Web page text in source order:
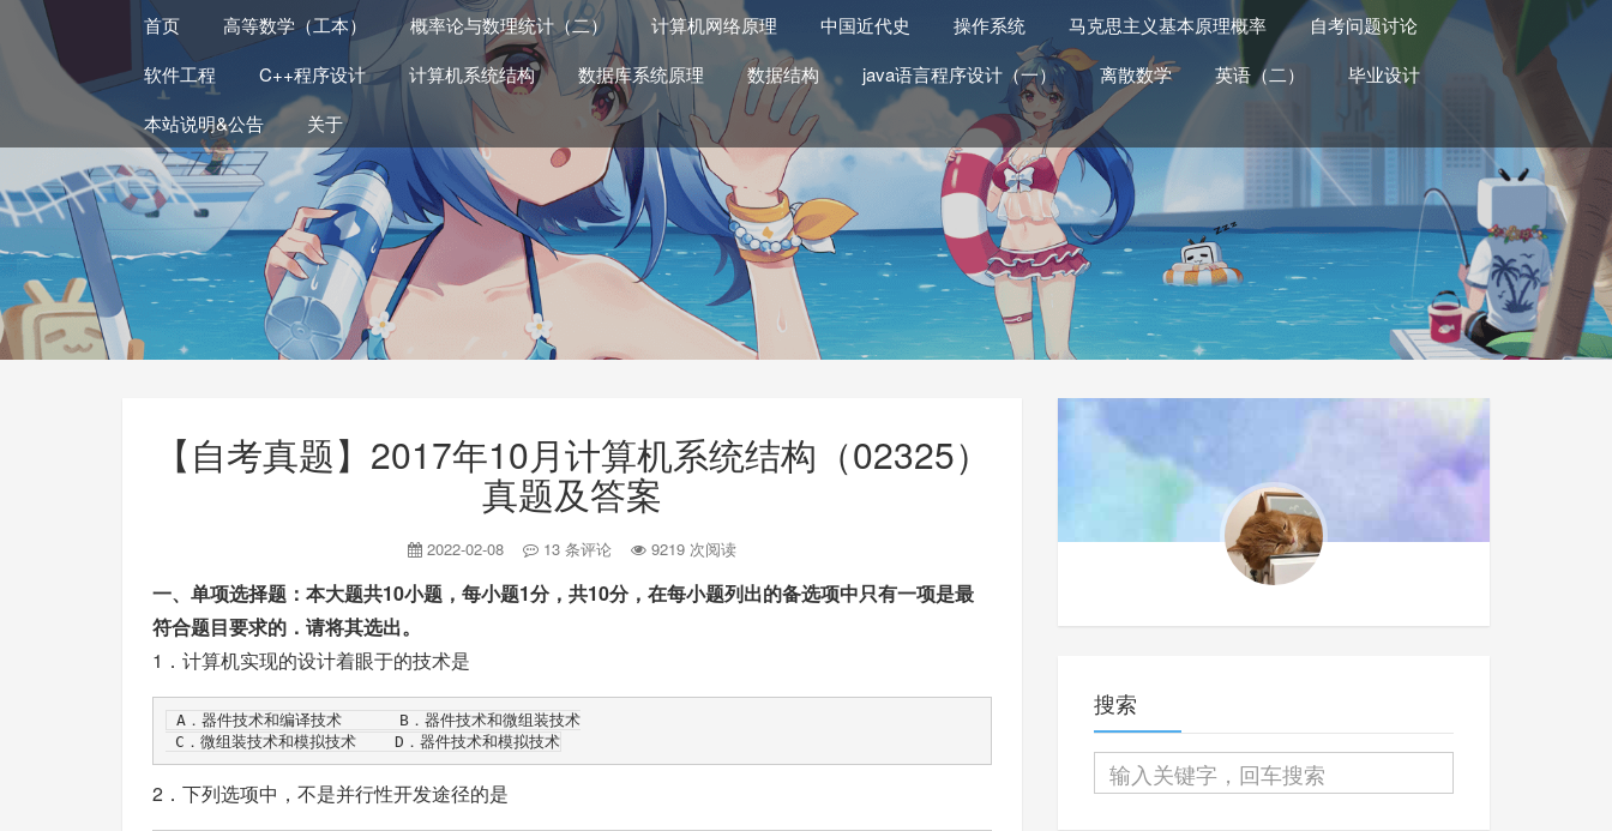
首页 高等数学（工本） 概率论与数理统计（二） 计算机网络原理 中国近代史 操作系统 马克思主义基本原理概率
自考问题讨论
软件工程
C++程序设计 计算机系统结构 数据库系统原理 数据结构 java语言程序设计（一） 离散数学 英语（二）
毕业设计
本站说明&公告
关于
【自考真题】2017年10月计算机系统结构（02325）
真题及答案
2022-02-08 13 条评论 9219 次阅读
一、单项选择题：本大题共10小题，每小题1分，共10分，在每小题列出的备选项中只有一项是最
符合题目要求的．请将其选出。
1．计算机实现的设计着眼于的技术是
C．微组装技术和模拟技术    D．器件技术和模拟技术
2．下列选项中，不是并行性开发途径的是
搜索